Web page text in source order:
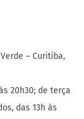
– Curitiba,
20h30; de terça
das 13h às